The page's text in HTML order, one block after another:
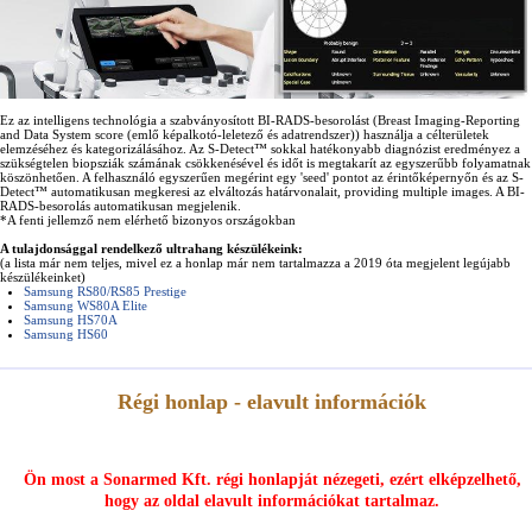
Ez az intelligens technológia a szabványosított BI-RADS-besorolást (Breast Imaging-Reporting
and Data System score (emlő képalkotó-leletező és adatrendszer)) használja a célterületek
elemzéséhez és kategorizálásához. Az S-Detect™ sokkal hatékonyabb diagnózist eredményez a
szükségtelen biopsziák számának csökkenésével és időt is megtakarít az egyszerűbb folyamatnak
köszönhetően. A felhasználó egyszerűen megérint egy 'seed' pontot az érintőképernyőn és az S-
Detect™ automatikusan megkeresi az elváltozás határvonalait, providing multiple images. A BI-
RADS-besorolás automatikusan megjelenik.
*A fenti jellemző nem elérhető bizonyos országokban
A tulajdonsággal rendelkező ultrahang készülékeink:
(a lista már nem teljes, mivel ez a honlap már nem tartalmazza a 2019 óta megjelent legújabb
készülékeinket)
Samsung RS80/RS85 Prestige
Samsung WS80A Elite
Samsung HS70A
Samsung HS60
Régi honlap - elavult információk
Ön most a Sonarmed Kft. régi honlapját nézegeti, ezért elképzelhető,
hogy az oldal elavult információkat tartalmaz.